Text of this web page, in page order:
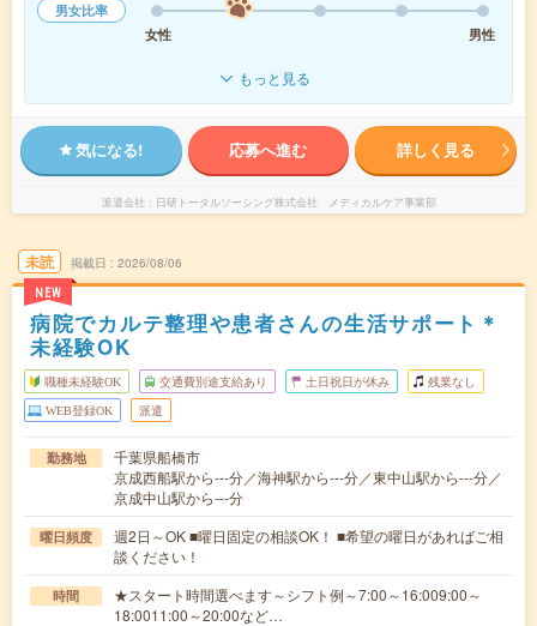
男女比率
女性
男性
もっと見る
気になる! 応募へ進む 詳しく見る
派遣会社 日研トータルソーシング株式会社 メディカルケア事業部
未読
NEW
掲載日 2026/08/06
病院でカルテ整理や患者さんの生活サポート＊
未経験OK
職種未経験OK 交通費別途支給あり 土日祝日が休み 残業なし
WEB登録OK 派遣
勤務地
千葉県船橋市
京成西船駅から---分／海神駅から---分／東中山駅から---分／
京成中山駅から---分
曜日頻度
週2日～OK ■曜日固定の相談OK！ ■希望の曜日があればご相
談ください！
時間
★スタート時間選べます～シフト例～7:00～16:009:00～
18:0011:00～20:00など…